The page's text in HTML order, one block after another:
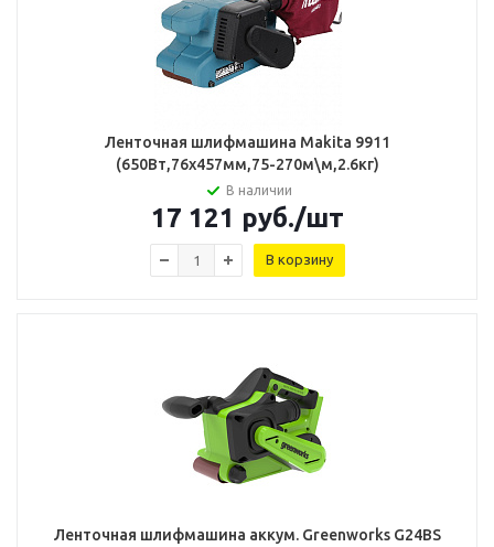
Ленточная шлифмашина Makita 9911
(650Вт,76х457мм,75-270м\м,2.6кг)
В наличии
17 121 руб./шт
В корзину
Ленточная шлифмашина аккум. Greenworks G24BS